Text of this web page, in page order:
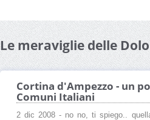
Le meraviglie delle
Cortina d'Ampezzo - un
Comuni Italiani
2 dic 2008 - no no, ti spiego..